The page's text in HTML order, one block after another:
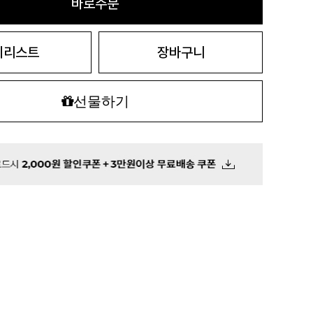
바로주문
리스트 장바구니
선물하기